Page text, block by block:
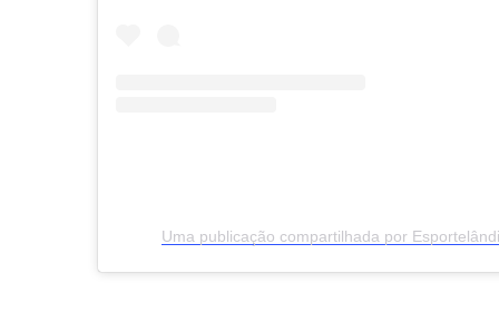
Uma publicação compartilhada por